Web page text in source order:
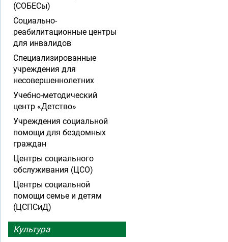
(СОБЕСы)
Социально-
реабилитационные центры
для инвалидов
Специализированные
учреждения для
несовершеннолетних
Учебно-методический
центр «Детство»
Учреждения социальной
помощи для бездомных
граждан
Центры социального
обслуживания (ЦСО)
Центры социальной
помощи семье и детям
(ЦСПСиД)
Культура